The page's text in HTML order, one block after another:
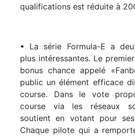
qualifications est réduite à
• La série Formula-E a
plus intéressantes. Le
bonus chance appelé
public un élément efficace
course. Dans le vote
course via les réseaux
soutient en votant pour
Chaque pilote qui a